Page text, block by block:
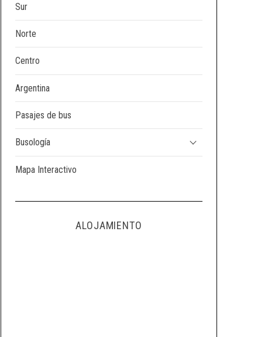
Sur
Norte
Centro
Argentina
Pasajes de bus
Busología
Mapa Interactivo
ALOJAMIENTO